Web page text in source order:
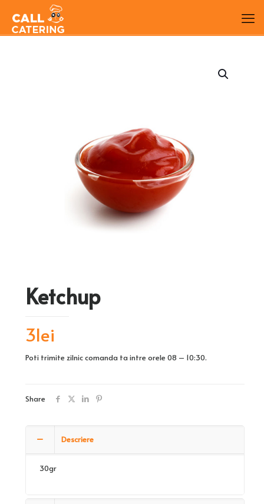
Ketchup
3lei
Poti trimite zilnic comanda ta intre orele 08 – 10:30.
Share
Descriere
30gr